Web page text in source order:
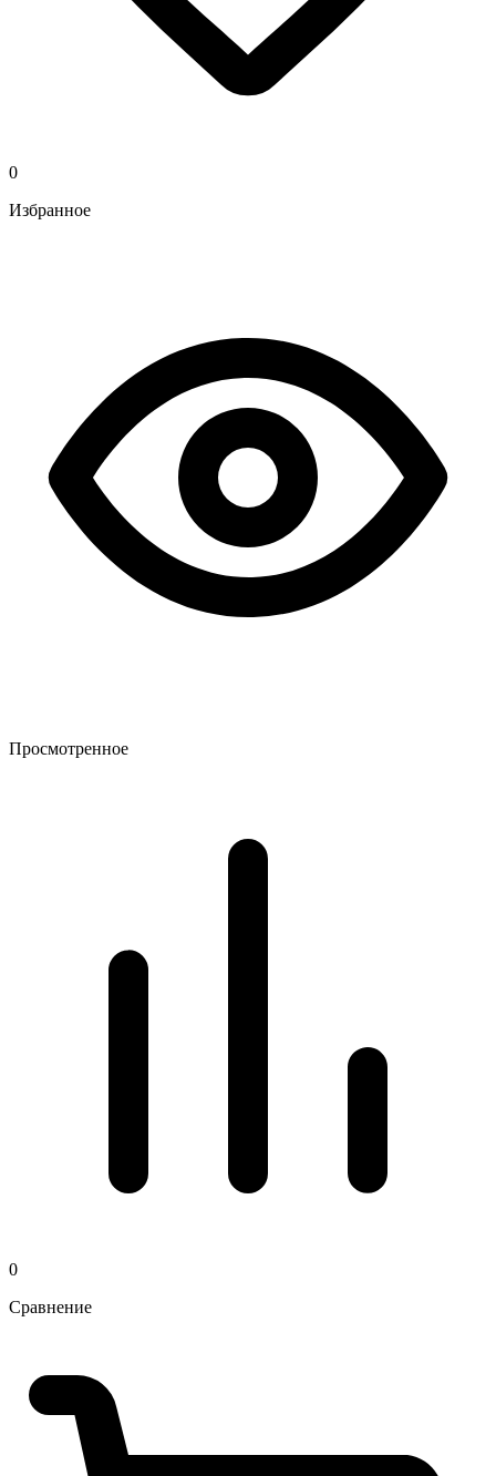
0
Избранное
Просмотренное
0
Сравнение